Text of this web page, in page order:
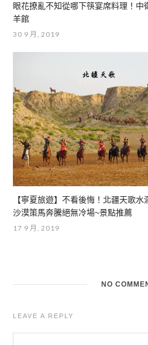
眼花撩亂不知從哪下筷宴席料理！中
羊館
30 9 月, 2019
【寧夏旅遊】不看後悔！北疆天歌水
沙漠策馬奔騰絕無冷場~景點推薦
17 9 月, 2019
NO
LEAVE A REPLY